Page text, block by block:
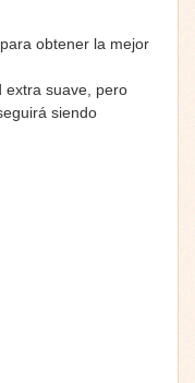
obtener la mejor
extra suave, pero
siendo